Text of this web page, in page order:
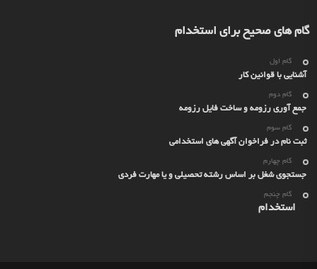
گام های صحیح برای استخدام
گام اول
آشنایی با قوانین کار
گام دوم
جمع آوری رزومه و ساخت فایل رزومه
گام سوم
ثبت نام در فراخوان آگهی های استخدامی
گام چهارم
جستجوی شغل بر اساس رشته تحصیلی و یا مهارت فردی
گام چنجم
استخدام